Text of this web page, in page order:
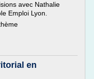
avec Nathalie
Emploi Lyon.
en